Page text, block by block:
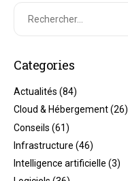
Categories
Actualités (84)
Cloud & Hébergement(26)
Conseils (61)
Infrastructure (46)
Intelligence artificielle (3)